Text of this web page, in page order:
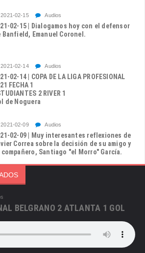
2021-02-15 Audios
02-15 | Dialogamos hoy con el defensor
Banfield, Emanuel Coronel.
2021-02-14 Audios
02-14 | COPA DE LA LIGA PROFESIONAL
FECHA 1
2 RIVER 1
de Noguera
2021-02-09 Audios
02-09 | Muy interesantes reflexiones de
Correa sobre la decisión de su amigo y
compañero, Santiago "el Morro" García.
BELGRANO 2 ATLANTA 1 GOL